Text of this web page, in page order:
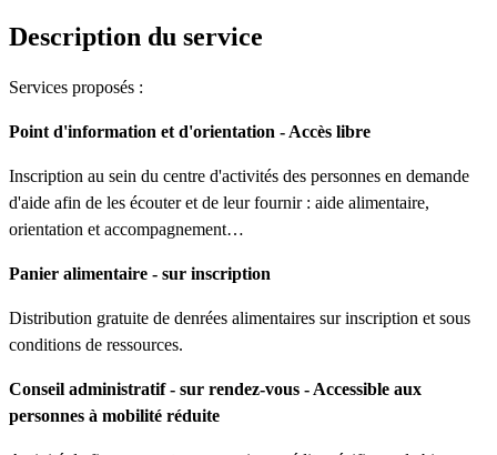
Description du service
Services proposés :
Point d'information et d'orientation - Accès libre
Inscription au sein du centre d'activités des personnes en demande
d'aide afin de les écouter et de leur fournir : aide alimentaire,
orientation et accompagnement…
Panier alimentaire - sur inscription
Distribution gratuite de denrées alimentaires sur inscription et sous
conditions de ressources.
Conseil administratif - sur rendez-vous - Accessible aux
personnes à mobilité réduite